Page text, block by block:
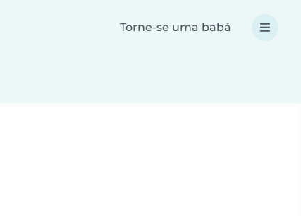
Torne-se uma babá